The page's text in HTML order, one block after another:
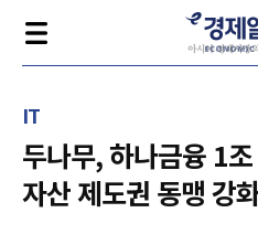
IT
두나무, 하나금융 1
자산 제도권 동맹 강